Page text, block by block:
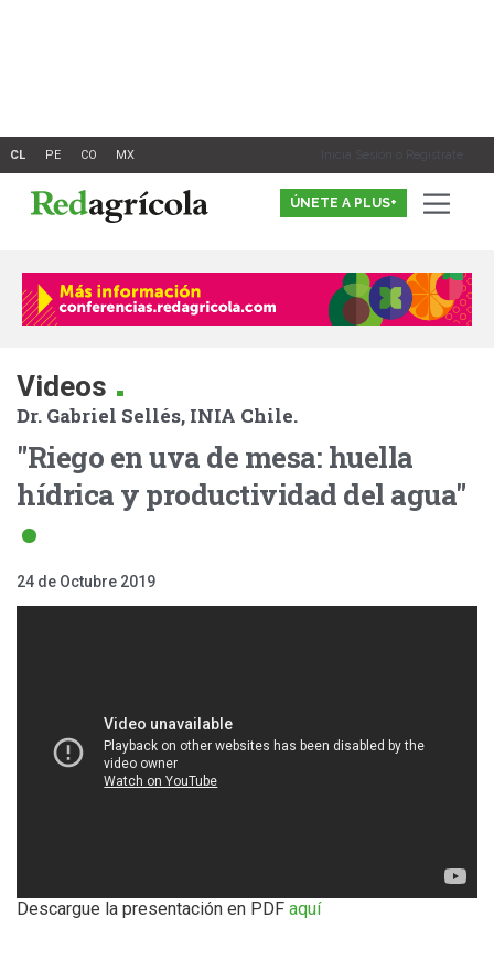
Inicia Sesión o Registrate
ÚNETE A PLUS+
Videos .
Dr. Gabriel Sellés, INIA Chile.
"Riego en uva de mesa: huella
hídrica y productividad del agua"
24 de Octubre 2019
Descargue la presentación en PDF aquí